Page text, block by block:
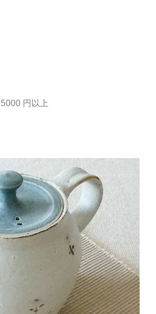
5000 円以上